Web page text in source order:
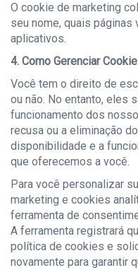
O cookie de marketing
seu nome, quais
aplicativos.
4. Como Gerenciar
Você tem o direito de
ou não. No entanto, eles
funcionamento dos
recusa ou a eliminação
disponibilidade e a
que oferecemos a você.
Para você personalizar
marketing e cookies
ferramenta de
A ferramenta registrará
política de cookies e
novamente para garantir